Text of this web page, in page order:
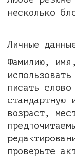
несколько
Личные
Фамилию,
писать
стандартную
возраст,
проверьте